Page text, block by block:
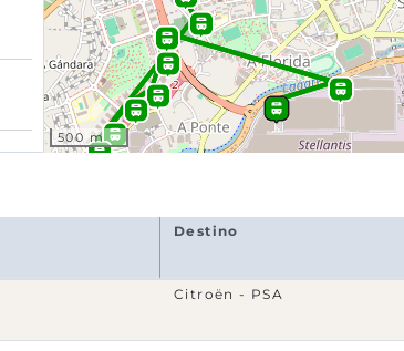
500 m
Destino
Citroën - PSA